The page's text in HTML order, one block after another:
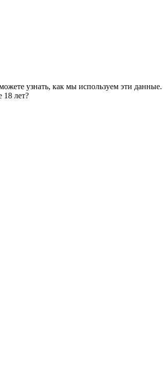
узнать, как мы используем эти данные.
18 лет?